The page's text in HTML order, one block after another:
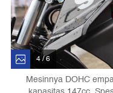
4 / 6
Mesinnya DOHC